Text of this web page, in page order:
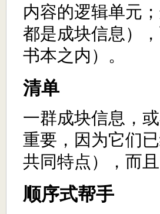
内容的逻辑单元
都是成块信息）
书本之内）。
清单
一群成块信息，
重要，因为它们
共同特点），而
顺序式帮手